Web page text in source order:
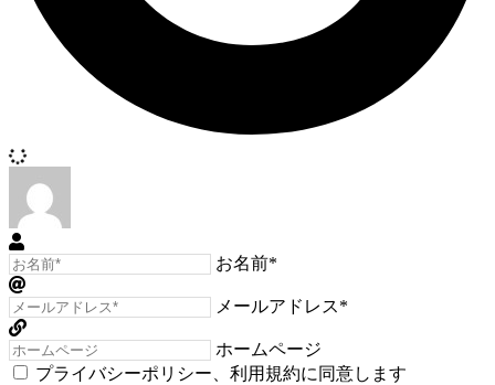
お名前*
メールアドレス*
ホームページ
プライバシーポリシー
利用規約に同意します